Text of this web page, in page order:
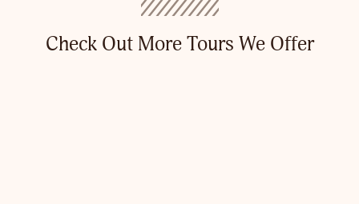
Check Out More Tours We Offer